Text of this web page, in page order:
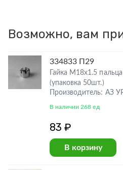
Возможно, вам
334833 П29
Гайка М18х1.5
(упаковка 50шт.)
Производитель: АЗ
В наличии 268 ед
83 ₽
В корзину